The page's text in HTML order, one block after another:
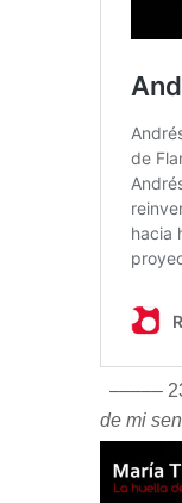
–––––
de mi